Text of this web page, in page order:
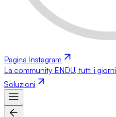
Pagina Instagram
La community ENDU, tutti i giorni
Soluzioni